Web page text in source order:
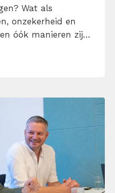
Wat als
onzekerheid en
óók manieren zijn
aflevering van de
van […]